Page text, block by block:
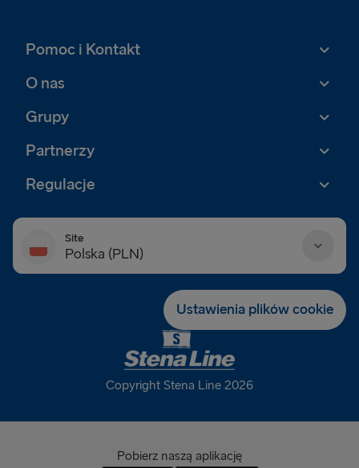
Pomoc i Kontakt
O nas
Grupy
Partnerzy
Regulacje
Site
Polska (PLN)
France (EUR)
Ustawienia plików cookie
Copyright Stena Line 2026
Pobierz naszą aplikację